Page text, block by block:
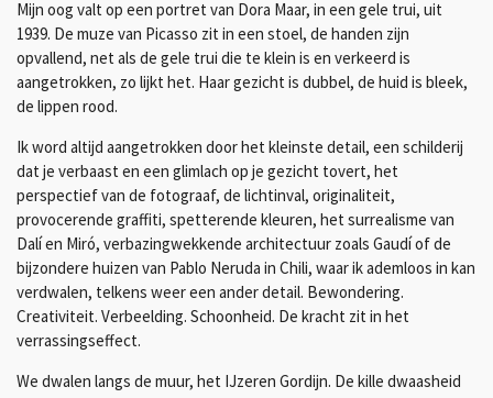
Mijn oog valt op een portret van Dora Maar, in een gele trui, uit
1939. De muze van Picasso zit in een stoel, de handen zijn
opvallend, net als de gele trui die te klein is en verkeerd is
aangetrokken, zo lijkt het. Haar gezicht is dubbel, de huid is bleek,
de lippen rood.
Ik word altijd aangetrokken door het kleinste detail, een schilderij
dat je verbaast en een glimlach op je gezicht tovert, het
perspectief van de fotograaf, de lichtinval, originaliteit,
provocerende graffiti, spetterende kleuren, het surrealisme van
Dalí en Miró, verbazingwekkende architectuur zoals Gaudí of de
bijzondere huizen van Pablo Neruda in Chili, waar ik ademloos in kan
verdwalen, telkens weer een ander detail. Bewondering.
Creativiteit. Verbeelding. Schoonheid. De kracht zit in het
verrassingseffect.
We dwalen langs de muur, het IJzeren Gordijn. De kille dwaasheid